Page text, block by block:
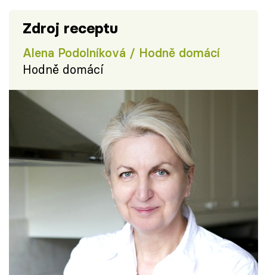
Zdroj receptu
Alena Podolníková / Hodně domácí
Hodně domácí